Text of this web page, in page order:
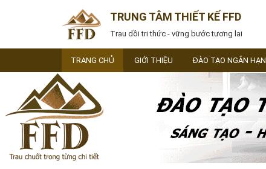
TRUNG TÂM THIẾT KẾ FFD
Trau dồi tri thức - vững bước tương lai
TRANG CHỦ GIỚI THIỆU ĐÀO TẠO NGẮN HẠN